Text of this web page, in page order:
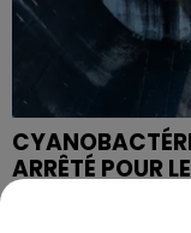
ARRÊTÉ POUR